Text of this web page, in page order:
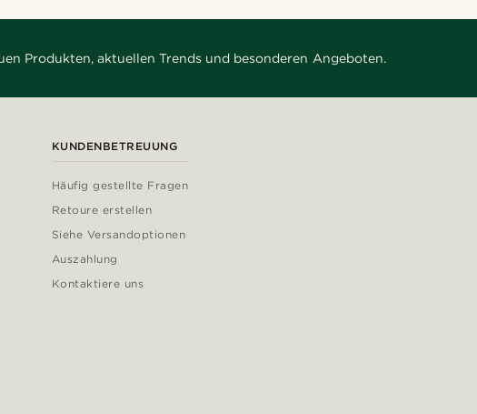
Produkten, aktuellen Trends und besonderen Angeboten.
KUNDENBETREUUNG
Häufig gestellte Fragen
Retoure erstellen
Siehe Versandoptionen
Auszahlung
Kontaktiere uns